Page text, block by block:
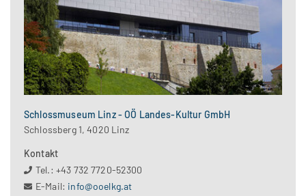
Schlossmuseum Linz - OÖ Landes-Kultur GmbH
Schlossberg 1, 4020 Linz
Kontakt
Tel.: +43 732 7720-52300
E-Mail: info@ooelkg.at